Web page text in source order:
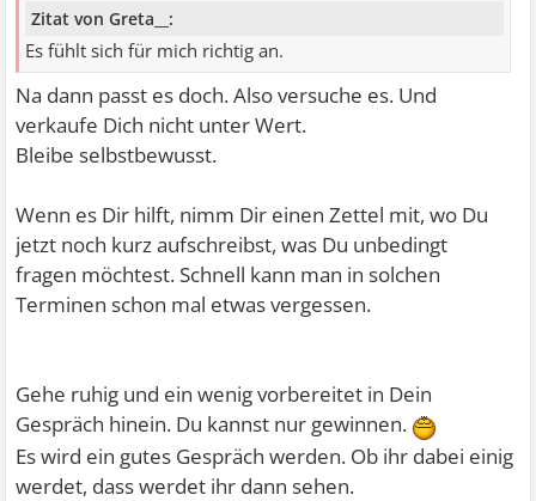
Zitat von Greta__:
Es fühlt sich für mich richtig an.
Na dann passt es doch. Also versuche es. Und
verkaufe Dich nicht unter Wert.
Bleibe selbstbewusst.
Wenn es Dir hilft, nimm Dir einen Zettel mit, wo Du
jetzt noch kurz aufschreibst, was Du unbedingt
fragen möchtest. Schnell kann man in solchen
Terminen schon mal etwas vergessen.
Gehe ruhig und ein wenig vorbereitet in Dein
Gespräch hinein. Du kannst nur gewinnen.
Es wird ein gutes Gespräch werden. Ob ihr dabei einig
werdet, dass werdet ihr dann sehen.